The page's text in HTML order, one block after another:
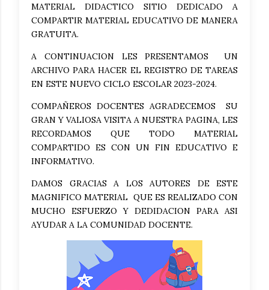
MATERIAL DIDACTICO SITIO DEDICADO A
COMPARTIR MATERIAL EDUCATIVO DE MANERA
GRATUITA.
A CONTINUACION LES PRESENTAMOS UN
ARCHIVO PARA HACER EL REGISTRO DE TAREAS
EN ESTE NUEVO CICLO ESCOLAR 2023-2024.
COMPAÑEROS DOCENTES AGRADECEMOS SU
GRAN Y VALIOSA VISITA A NUESTRA PAGINA, LES
RECORDAMOS QUE TODO MATERIAL
COMPARTIDO ES CON UN FIN EDUCATIVO E
INFORMATIVO.
DAMOS GRACIAS A LOS AUTORES DE ESTE
MAGNIFICO MATERIAL QUE ES REALIZADO CON
MUCHO ESFUERZO Y DEDIDACION PARA ASI
AYUDAR A LA COMUNIDAD DOCENTE.